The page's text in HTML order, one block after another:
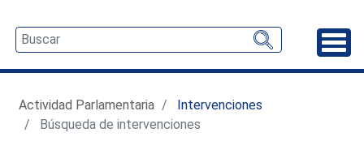
Actividad Parlamentaria
Intervenciones
Búsqueda de intervenciones